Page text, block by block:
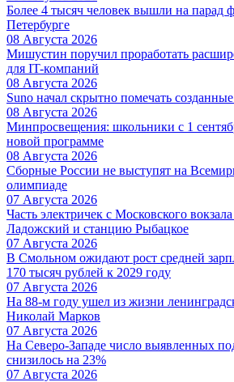
Более 4 тысяч человек вышли на парад
Петербурге
08 Августа 2026
Мишустин поручил проработать
для IT-компаний
08 Августа 2026
Suno начал скрытно помечать
08 Августа 2026
Минпросвещения: школьники с 1
новой программе
08 Августа 2026
Сборные России не выступят на
олимпиаде
07 Августа 2026
Часть электричек с Московского
Ладожский и станцию Рыбацкое
07 Августа 2026
В Смольном ожидают рост средней
170 тысяч рублей к 2029 году
07 Августа 2026
На 88-м году ушел из жизни
Николай Марков
07 Августа 2026
На Северо-Западе число выявленных
снизилось на 23%
07 Августа 2026